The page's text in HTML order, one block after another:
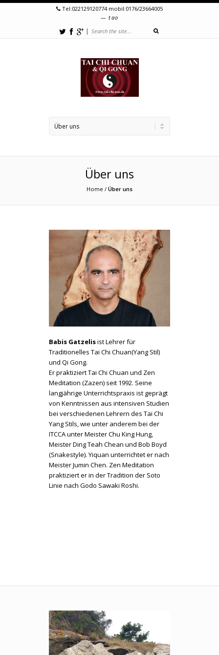
Tel:022129120774 mobil:0176/23664005
tao
|
Über uns
Home / Über uns
Babis Gatzelisist Lehrer für
Traditionelles Tai Chi Chuan(Yang Stil)
und Qi Gong.
Er praktiziert Tai Chi Chuan und Zen
Meditation (Zazen) seit 1992. Seine
langjährige Unterrichtspraxis ist geprägt
von Kenntnissen aus intensiven Studien
bei verschiedenen Lehrern des Tai Chi
Yang Stils, wie unter anderem bei der
ITCCA unter Meister Chu King Hung,
Meister Ding Teah Chean und Bob Boyd
(Snakestyle). Yiquan unterrichtet er nach
Meister Jumin Chen. Zen Meditation
praktiziert er in der Tradition der Soto
Linie nach Godo Sawaki Roshi.